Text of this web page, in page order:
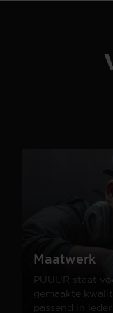
Maatwerk
PUUUR staat
gemaakte
passend in